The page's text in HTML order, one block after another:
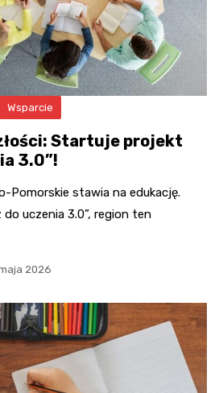
Wsparcie
Startuje projekt
3.0”!
Pomorskie stawia na edukację.
do uczenia 3.0”, region ten
2026